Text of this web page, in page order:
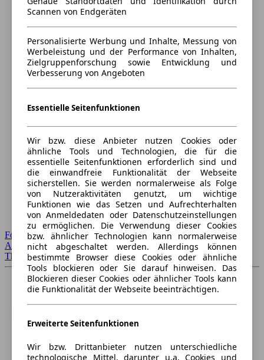
Forum Startseite
Alle Auto-Foren
Themen-Forum
Scannen von Endgeräten
Personalisierte Werbung und Inhalte, Messung von
Werbeleistung und der Performance von Inhalten,
Zielgruppenforschung sowie Entwicklung und
Verbesserung von Angeboten
Essentielle Seitenfunktionen
Wir bzw. diese Anbieter nutzen Cookies oder
ähnliche Tools und Technologien, die für die
essentielle Seitenfunktionen erforderlich sind und
die einwandfreie Funktionalität der Webseite
sicherstellen. Sie werden normalerweise als Folge
von Nutzeraktivitäten genutzt, um wichtige
Funktionen wie das Setzen und Aufrechterhalten
von Anmeldedaten oder Datenschutzeinstellungen
zu ermöglichen. Die Verwendung dieser Cookies
bzw. ähnlicher Technologien kann normalerweise
nicht abgeschaltet werden. Allerdings können
bestimmte Browser diese Cookies oder ähnliche
Tools blockieren oder Sie darauf hinweisen. Das
Blockieren dieser Cookies oder ähnlicher Tools kann
die Funktionalität der Webseite beeinträchtigen.
Erweiterte Seitenfunktionen
Wir bzw. Drittanbieter nutzen unterschiedliche
technologische Mittel, darunter u.a. Cookies und